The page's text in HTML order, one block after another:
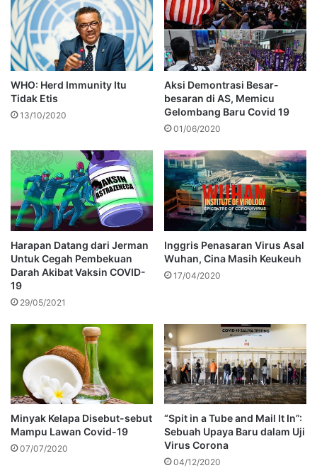
WHO: Herd Immunity Itu
Tidak Etis
13/10/2020
Aksi Demontrasi Besar-
besaran di AS, Memicu
Gelombang Baru Covid 19
01/06/2020
Harapan Datang dari Jerman
Untuk Cegah Pembekuan
Darah Akibat Vaksin COVID-
19
29/05/2021
Inggris Penasaran Virus Asal
Wuhan, Cina Masih Keukeuh
17/04/2020
Minyak Kelapa Disebut-sebut
Mampu Lawan Covid-19
07/07/2020
“Spit in a Tube and Mail It In”:
Sebuah Upaya Baru dalam Uji
Virus Corona
04/12/2020